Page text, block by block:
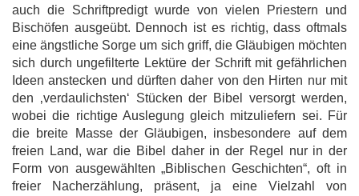
auch die Schriftpredigt wurde von vielen Priestern und
Bischöfen ausgeübt. Dennoch ist es richtig, dass oftmals
eine ängstliche Sorge um sich griff, die Gläubigen möchten
sich durch ungefilterte Lektüre der Schrift mit gefährlichen
Ideen anstecken und dürften daher von den Hirten nur mit
den ‚verdaulichsten‘ Stücken der Bibel versorgt werden,
wobei die richtige Auslegung gleich mitzuliefern sei. Für
die breite Masse der Gläubigen, insbesondere auf dem
freien Land, war die Bibel daher in der Regel nur in der
Form von ausgewählten „Biblischen Geschichten“, oft in
freier Nacherzählung, präsent, ja eine Vielzahl von